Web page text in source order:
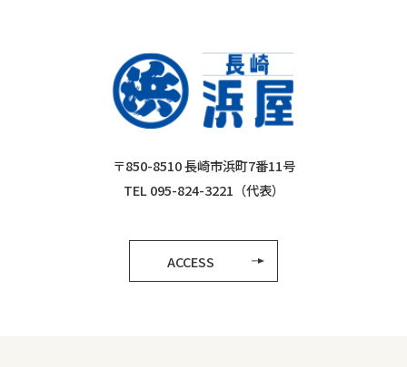
〒850-8510 長崎市浜町7番11号
TEL 095-824-3221（代表）
ACCESS